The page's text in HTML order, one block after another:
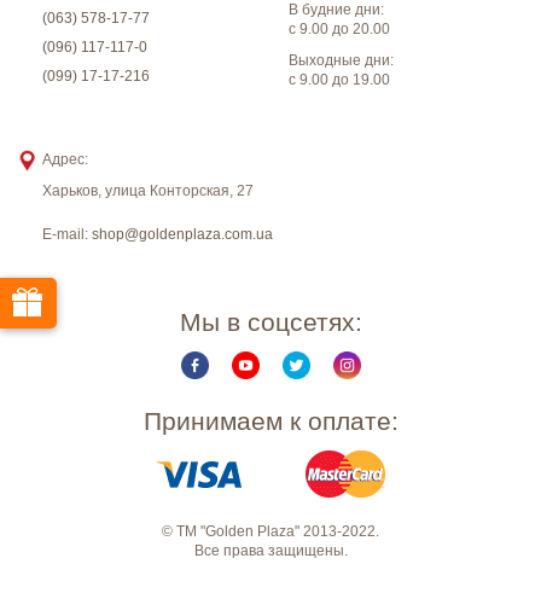
(063) 578-17-77
(096) 117-117-0
(099) 17-17-216
В будние дни:
с 9.00 до 20.00
Выходные дни:
с 9.00 до 19.00
Адрес:
Харьков, улица Конторская, 27
E-mail: shop@goldenplaza.com.ua
Мы в соцсетях:
Принимаем к оплате:
© ТМ "Golden Plaza" 2013-2022.
Все права защищены.